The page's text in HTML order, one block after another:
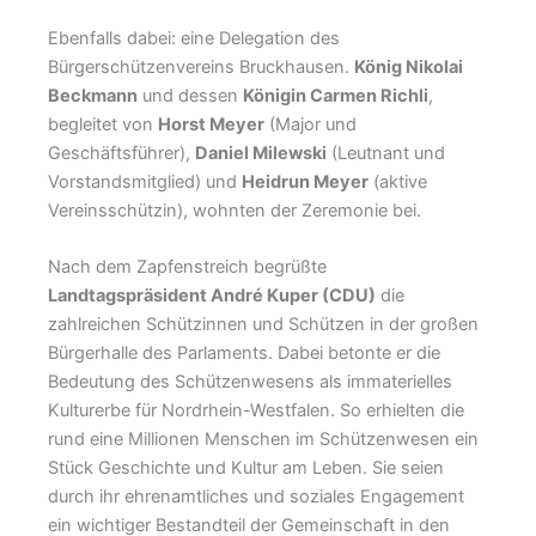
Ebenfalls dabei: eine Delegation des
Bürgerschützenvereins Bruckhausen. König Nikolai
Beckmann und dessen Königin Carmen Richli,
begleitet von Horst Meyer (Major und
Geschäftsführer), Daniel Milewski (Leutnant und
Vorstandsmitglied) und Heidrun Meyer (aktive
Vereinsschützin), wohnten der Zeremonie bei.
Nach dem Zapfenstreich begrüßte
Landtagspräsident André Kuper (CDU) die
zahlreichen Schützinnen und Schützen in der großen
Bürgerhalle des Parlaments. Dabei betonte er die
Bedeutung des Schützenwesens als immaterielles
Kulturerbe für Nordrhein-Westfalen. So erhielten die
rund eine Millionen Menschen im Schützenwesen ein
Stück Geschichte und Kultur am Leben. Sie seien
durch ihr ehrenamtliches und soziales Engagement
ein wichtiger Bestandteil der Gemeinschaft in den